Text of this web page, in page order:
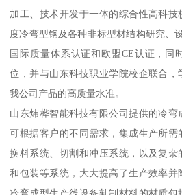
加工、技术开发于一体的综合性高科
度冷弯型钢及各种非标型材结构研究、
国际质量体系认证和欧盟CE认证，同
位，并与山东科技职业学院校企联合，
我公司产品的高质量水准。
山东炜桦智能科技有限公司提供的冷弯
可根据客户的不同需求，集成生产所
换料系统、切割和冲压系统，以及复
和包装等系统，大大提高了生产效率